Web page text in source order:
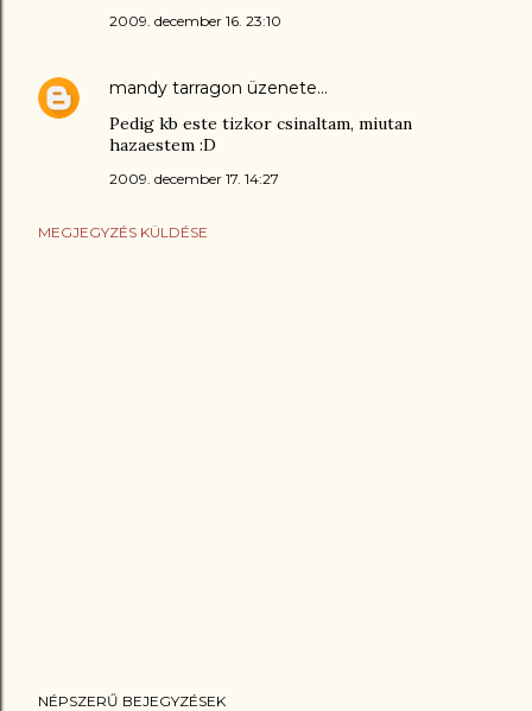
2009. december 16. 23:10
mandy tarragon üzenete…
Pedig kb este tizkor csinaltam, miutan
hazaestem :D
2009. december 17. 14:27
MEGJEGYZÉS KÜLDÉSE
NÉPSZERŰ BEJEGYZÉSEK